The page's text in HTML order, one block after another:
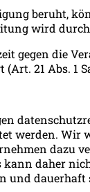
beruht,
wird
gegen die
21 Abs. 1
werden.
dazu
daher
und